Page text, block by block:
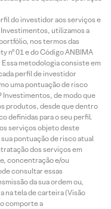
do investidor aos serviços e
utilizamos a
nos termos das
nº 01 e do Código ANBIMA
metodologia consiste em
perfil de investidor
uma pontuação de risco
Investimentos, de modo que
produtos, desde que dentro
definidas para o seu perfil.
serviços objeto deste
pontuação de risco atual
dos serviços em
concentração e/ou
consultar essas
da sua ordem ou,
na tela de carteira (Visão
comporte a